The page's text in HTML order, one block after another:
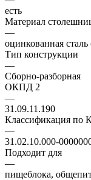
есть
Материал
—
оцинкованная
Тип конструкции
—
Сборно-разборная
ОКПД 2
—
31.09.11.190
Классификация по
—
31.02.10.000-
Подходит для
—
пищеблока,